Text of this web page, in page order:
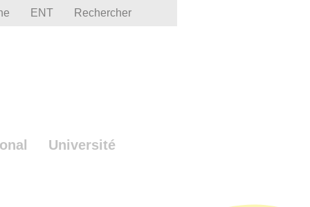
ENT Rechercher
Université